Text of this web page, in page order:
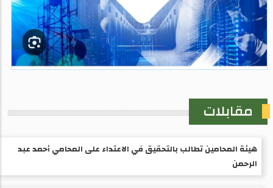
مقابلات
هيئة المحامين تطالب بالتحقيق في الاعتداء على المحامي أحمد عبد
الرحمن